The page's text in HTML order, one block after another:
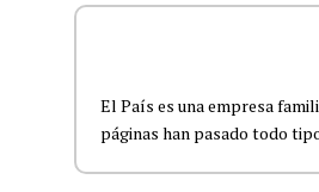
El País es una empresa
páginas han pasado todo